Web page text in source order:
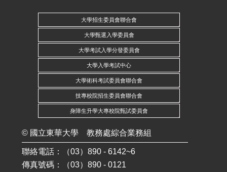
大學招生委員會聯合會
大學甄選入學委員會
大學考試入學分發委員會
大學入學考試中心
大學術科考試委員會聯合會
技專校院招生委員會聯合會
身障生升學大專校院甄試委員會
© 國立東華大學 教務處綜合業務組
聯絡電話：（03）890 - 6142~6
傳真號碼：（03）890 - 0121